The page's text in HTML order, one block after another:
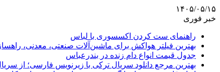
۱۴۰۵/۰۵/۱۵
خبر فوری
راهنمای ست کردن اکسسوری با لباس
بهترین فیلتر هواکش برای ماشین‌آلات صنعتی، معدنی،
جدول قیمت انواع دام زنده در بندرعباس
بهترین مرجع دانلود سریال ترکی با زیرنویس فارسی؛ از